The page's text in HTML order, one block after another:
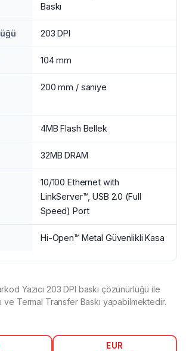
Baskı
203 DPI
104 mm
200 mm / saniye
4MB Flash Bellek
32MB DRAM
10/100 Ethernet with
LinkServer™, USB 2.0 (Full
Speed) Port
Hi-Open™ Metal Güvenlikli Kasa
Yazıcı 203 DPI baskı çözünürlüğü ile
ve Termal Transfer Baskı yapabilmektedir.
EUR